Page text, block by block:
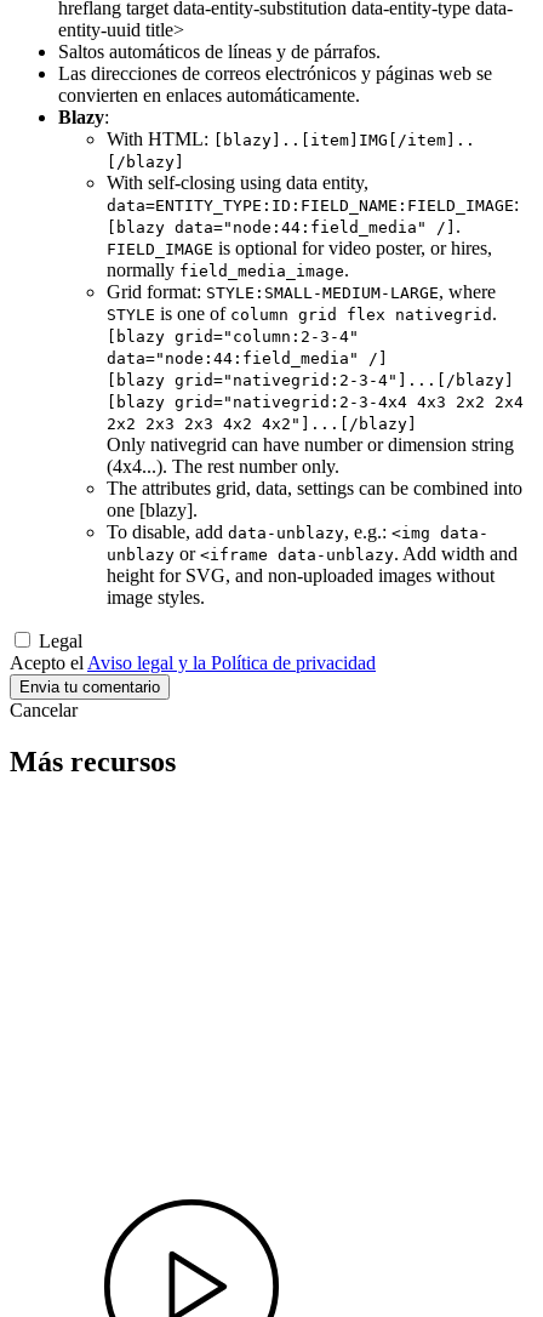
hreflang target data-entity-substitution data-entity-type data-
entity-uuid title>
Saltos automáticos de líneas y de párrafos.
Las direcciones de correos electrónicos y páginas web se
convierten en enlaces automáticamente.
Blazy:
With HTML:
[blazy]..[item]IMG[/item]..
[/blazy]
With self-closing using data entity,
data=ENTITY_TYPE:ID:FIELD_NAME:FIELD_IMAGE:
[blazy data="node:44:field_media" /] .
FIELD_IMAGE is optional for video poster, or hires,
normally field_media_image.
Grid format: STYLE:SMALL-MEDIUM-LARGE, where
STYLE is one of column grid flex nativegrid .
[blazy grid="column:2-3-4"
data="node:44:field_media" /]
[blazy grid="nativegrid:2-3-4"]...[/blazy]
[blazy grid="nativegrid:2-3-4x4 4x3 2x2 2x4
2x2 2x3 2x3 4x2 4x2"]...[/blazy]
Only nativegrid can have number or dimension string
(4x4...). The rest number only.
The attributes grid, data, settings can be combined into
one [blazy].
To disable, add data-unblazy, e.g.: <img data-
unblazy or <iframe data-unblazy. Add width and
height for SVG, and non-uploaded images without
image styles.
Legal
Acepto el Aviso legal y la Política de privacidad
Cancelar
Más recursos